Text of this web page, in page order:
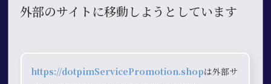
外部のサイトに移動しようとしています
https://dotpimServicePromotion.shopは外部サ